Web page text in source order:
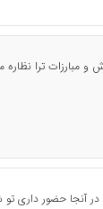
و مبارزات ترا
آنجا حضور داری